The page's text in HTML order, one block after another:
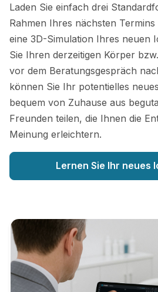
Laden Sie einfach drei
Rahmen Ihres nächsten Termins
eine 3D-Simulation Ihres neuen
Sie Ihren derzeitigen Körper
vor dem Beratungsgespräch
können Sie Ihr potentielles
bequem von Zuhause aus
Freunden teilen, die Ihnen die
Meinung erleichtern.
Lernen Sie Ihr neues